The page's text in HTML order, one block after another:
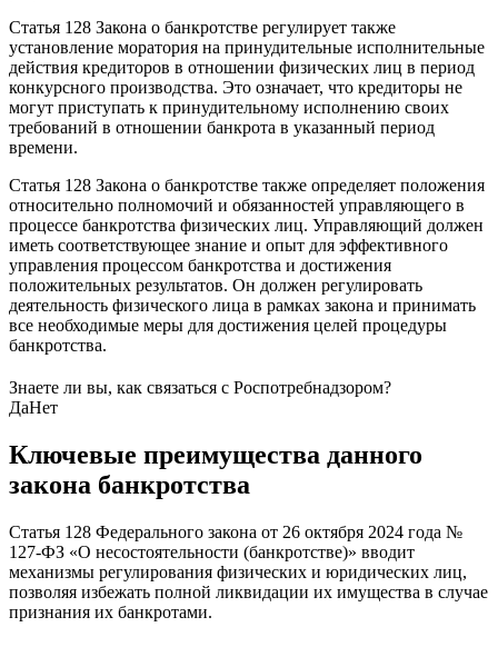
Статья 128 Закона о банкротстве регулирует также
установление моратория на принудительные исполнительные
действия кредиторов в отношении физических лиц в период
конкурсного производства. Это означает, что кредиторы не
могут приступать к принудительному исполнению своих
требований в отношении банкрота в указанный период
времени.
Статья 128 Закона о банкротстве также определяет положения
относительно полномочий и обязанностей управляющего в
процессе банкротства физических лиц. Управляющий должен
иметь соответствующее знание и опыт для эффективного
управления процессом банкротства и достижения
положительных результатов. Он должен регулировать
деятельность физического лица в рамках закона и принимать
все необходимые меры для достижения целей процедуры
банкротства.
Знаете ли вы, как связаться с Роспотребнадзором?
ДаНет
Ключевые преимущества данного
закона банкротства
Статья 128 Федерального закона от 26 октября 2024 года №
127-ФЗ «О несостоятельности (банкротстве)» вводит
механизмы регулирования физических и юридических лиц,
позволяя избежать полной ликвидации их имущества в случае
признания их банкротами.